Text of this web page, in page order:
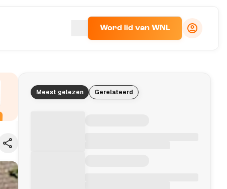
Word lid van WNL
Meest gelezen Gerelateerd